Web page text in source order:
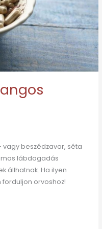
vagy beszédzavar, séta
lábdagadás
állhatnak. Ha ilyen
orvoshoz!